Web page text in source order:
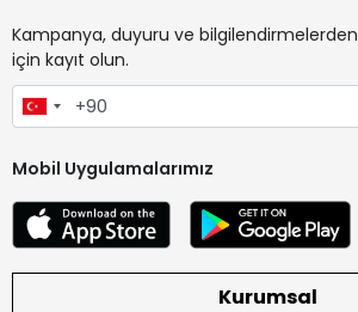
Kampanya, duyuru ve
için kayıt olun.
Mobil Uygulamalarımız
Kurumsal